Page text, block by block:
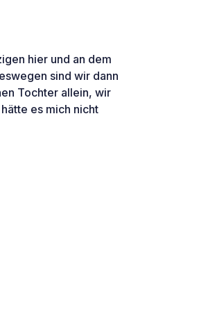
hier und an dem
sind wir dann
Tochter allein, wir
es mich nicht